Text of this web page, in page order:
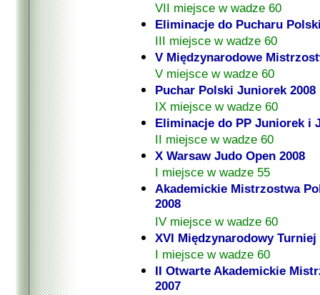
VII miejsce w wadze 60
Eliminacje do Pucharu
III miejsce w wadze 60
V Międzynarodowe
V miejsce w wadze 60
Puchar Polski Juniorek 2008
IX miejsce w wadze 60
Eliminacje do PP Juniorek i
II miejsce w wadze 60
X Warsaw Judo Open 2008
I miejsce w wadze 55
Akademickie Mistrzostwa
2008
IV miejsce w wadze 60
XVI Międzynarodowy
I miejsce w wadze 60
II Otwarte Akademickie
2007